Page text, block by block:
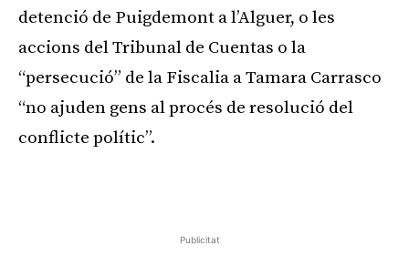
detenció de Puigdemont a l’Alguer, o les
accions del Tribunal de Cuentas o la
“persecució” de la Fiscalia a Tamara Carrasco
“no ajuden gens al procés de resolució del
conflicte polític”.
Publicitat